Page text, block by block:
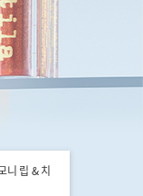
니 립 & 치